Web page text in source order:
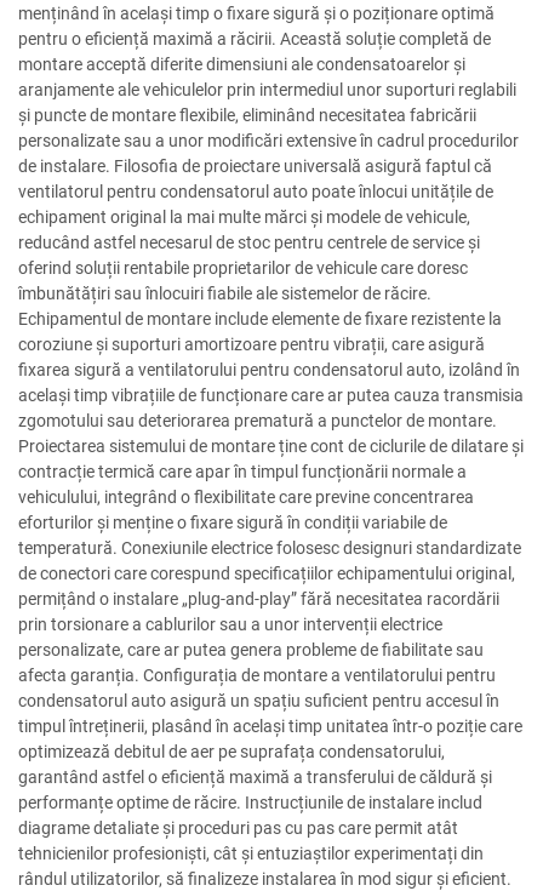
menținând în același timp o fixare sigură și o poziționare optimă
pentru o eficiență maximă a răcirii. Această soluție completă de
montare acceptă diferite dimensiuni ale condensatoarelor și
aranjamente ale vehiculelor prin intermediul unor suporturi reglabili
și puncte de montare flexibile, eliminând necesitatea fabricării
personalizate sau a unor modificări extensive în cadrul procedurilor
de instalare. Filosofia de proiectare universală asigură faptul că
ventilatorul pentru condensatorul auto poate înlocui unitățile de
echipament original la mai multe mărci și modele de vehicule,
reducând astfel necesarul de stoc pentru centrele de service și
oferind soluții rentabile proprietarilor de vehicule care doresc
îmbunătățiri sau înlocuiri fiabile ale sistemelor de răcire.
Echipamentul de montare include elemente de fixare rezistente la
coroziune și suporturi amortizoare pentru vibrații, care asigură
fixarea sigură a ventilatorului pentru condensatorul auto, izolând în
același timp vibrațiile de funcționare care ar putea cauza transmisia
zgomotului sau deteriorarea prematură a punctelor de montare.
Proiectarea sistemului de montare ține cont de ciclurile de dilatare și
contracție termică care apar în timpul funcționării normale a
vehiculului, integrând o flexibilitate care previne concentrarea
eforturilor și menține o fixare sigură în condiții variabile de
temperatură. Conexiunile electrice folosesc designuri standardizate
de conectori care corespund specificațiilor echipamentului original,
permițând o instalare „plug-and-play” fără necesitatea racordării
prin torsionare a cablurilor sau a unor intervenții electrice
personalizate, care ar putea genera probleme de fiabilitate sau
afecta garanția. Configurația de montare a ventilatorului pentru
condensatorul auto asigură un spațiu suficient pentru accesul în
timpul întreținerii, plasând în același timp unitatea într-o poziție care
optimizează debitul de aer pe suprafața condensatorului,
garantând astfel o eficiență maximă a transferului de căldură și
performanțe optime de răcire. Instrucțiunile de instalare includ
diagrame detaliate și proceduri pas cu pas care permit atât
tehnicienilor profesioniști, cât și entuziaștilor experimentați din
rândul utilizatorilor, să finalizeze instalarea în mod sigur și eficient.